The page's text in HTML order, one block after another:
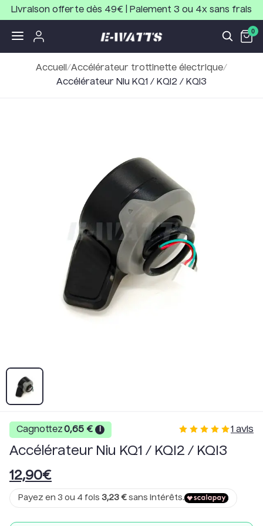
Livraison offerte dès 49€ | Paiement 3 ou 4x sans frais
0
Accueil /Accélérateur trottinette électrique/
Accélérateur Niu KQ1 / KQI2 / KQI3
Cagnottez 0,65 € i 1 avis
Accélérateur Niu KQ1 / KQI2 / KQI3
12,90€
Payez en 3 ou 4 fois 3,23 € sans intérêts.